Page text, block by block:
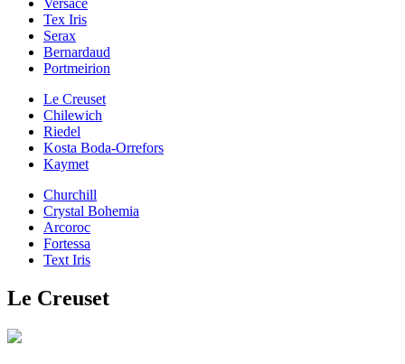
Tex Iris
Serax
Bernardaud
Portmeirion
Le Creuset
Chilewich
Riedel
Kosta Boda-Orrefors
Kaymet
Churchill
Crystal Bohemia
Arcoroc
Fortessa
Text Iris
Le Creuset